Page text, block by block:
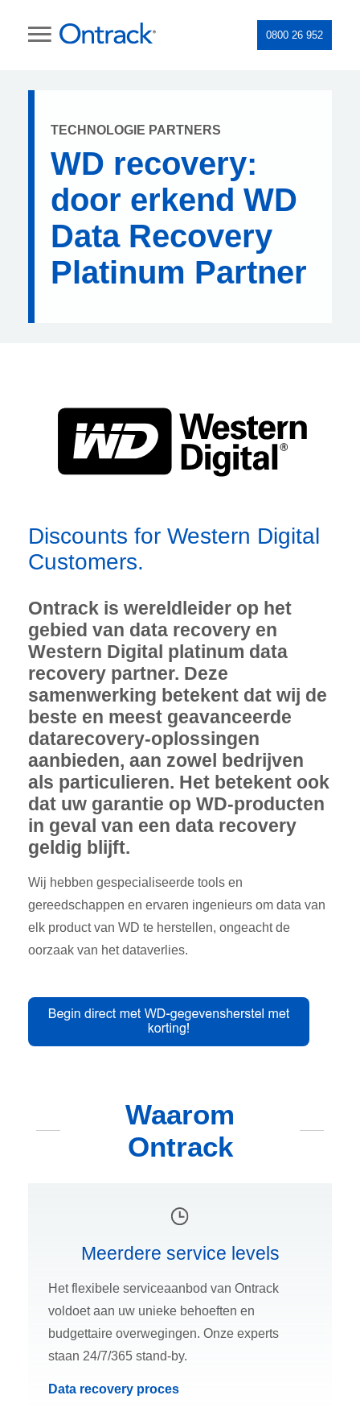
0800 26 952
TECHNOLOGIE PARTNERS
WD recovery:
door erkend WD
Data Recovery
Platinum Partner
Discounts for Western Digital
Customers.
Ontrack is wereldleider op het
gebied van data recovery en
Western Digital platinum data
recovery partner. Deze
samenwerking betekent dat wij de
beste en meest geavanceerde
datarecovery-oplossingen
aanbieden, aan zowel bedrijven
als particulieren. Het betekent ook
dat uw garantie op WD-producten
in geval van een data recovery
geldig blijft.
Wij hebben gespecialiseerde tools en
gereedschappen en ervaren ingenieurs om data van
elk product van WD te herstellen, ongeacht de
oorzaak van het dataverlies.
Waarom
Ontrack
Meerdere service levels
Het flexibele serviceaanbod van Ontrack
voldoet aan uw unieke behoeften en
budgettaire overwegingen. Onze experts
staan 24/7/365 stand-by.
Data recovery proces